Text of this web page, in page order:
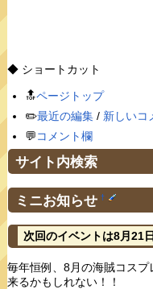
◆ ショートカット
🔝ページトップ
✏️最近の編集/ 新しいコ
💬コメント欄
サイト内検索
ミニお知らせ †
次回のイベントは8月21
毎年恒例、8月の海賊コス
来るかもしれない！！